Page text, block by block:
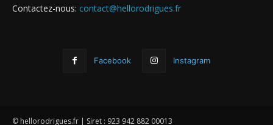
Contactez-nous: contact@hellorodrigues.fr
Facebook Instagram
© hellorodrigues.fr | Siret : 923 942 882 00013